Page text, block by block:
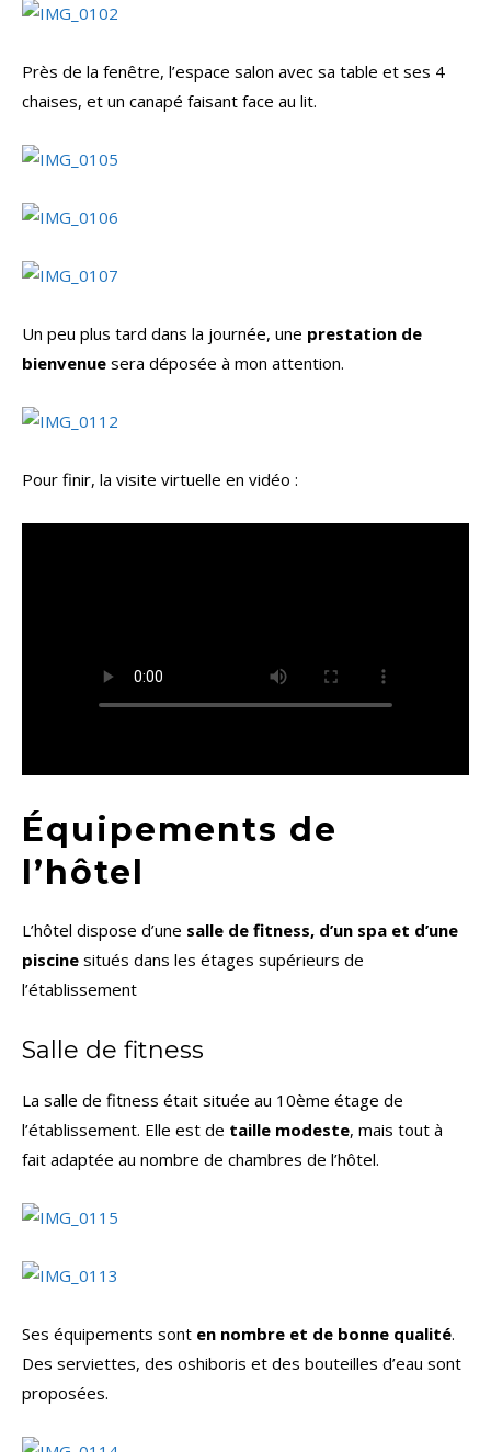
Près de la fenêtre, l’espace salon avec sa table et ses 4
chaises, et un canapé faisant face au lit.
Un peu plus tard dans la journée, une prestation de
bienvenue sera déposée à mon attention.
Pour finir, la visite virtuelle en vidéo :
Équipements de
l’hôtel
L’hôtel dispose d’une salle de fitness, d’un spa et d’une
piscine situés dans les étages supérieurs de
l’établissement
Salle de fitness
La salle de fitness était située au 10ème étage de
l’établissement. Elle est de taille modeste, mais tout à
fait adaptée au nombre de chambres de l’hôtel.
Ses équipements sont en nombre et de bonne qualité.
Des serviettes, des oshiboris et des bouteilles d’eau sont
proposées.